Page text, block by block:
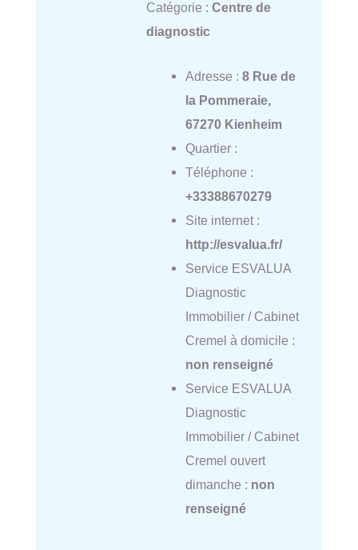
Catégorie : Centre de
diagnostic
Adresse : 8 Rue de
la Pommeraie,
67270 Kienheim
Quartier :
Téléphone :
+33388670279
Site internet :
http://esvalua.fr/
Service ESVALUA
Diagnostic
Immobilier / Cabinet
Cremel à domicile :
non renseigné
Service ESVALUA
Diagnostic
Immobilier / Cabinet
Cremel ouvert
dimanche : non
renseigné